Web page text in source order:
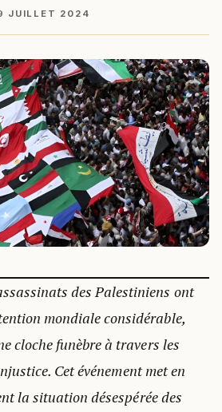
JUILLET 2024
des Palestiniens ont
mondiale considérable,
cloche funèbre à travers les
Cet événement met en
la situation désespérée des